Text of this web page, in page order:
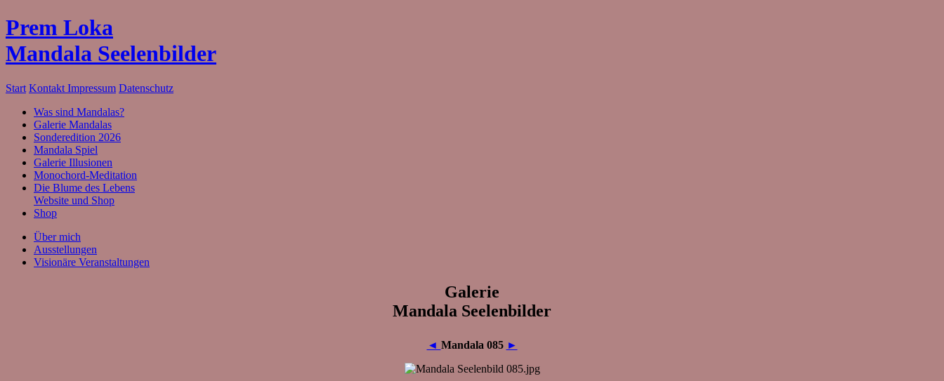
Prem Loka
Mandala Seelenbilder
Start Kontakt Impressum Datenschutz
Was sind Mandalas?
Galerie Mandalas
Sonderedition 2026
Mandala Spiel
Galerie Illusionen
Monochord-Meditation
Die Blume des Lebens
Website und Shop
Shop
Über mich
Ausstellungen
Visionäre Veranstaltungen
Galerie
Mandala Seelenbilder
◄ Mandala 085 ►